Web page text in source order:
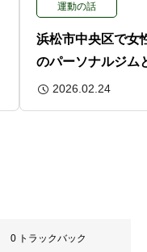
運動の話
浜松市中央区で女
のパーソナルジム
ない選び方
2026.02.24
0 トラックバック